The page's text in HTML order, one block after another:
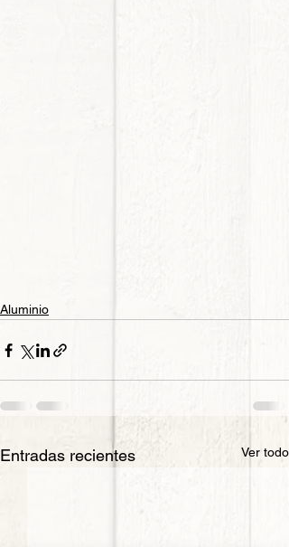
Aluminio
Entradas recientes Ver todo